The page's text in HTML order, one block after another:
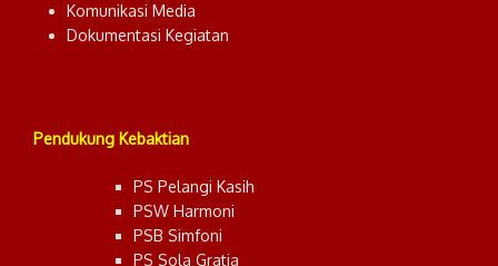
Komunikasi Media
Dokumentasi Kegiatan
Pendukung Kebaktian
PS Pelangi Kasih
PSW Harmoni
PSB Simfoni
PS Sola Gratia